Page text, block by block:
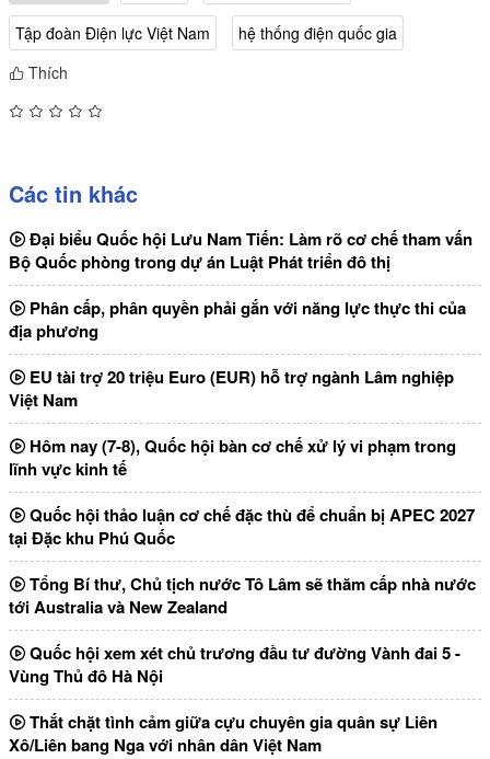
Tập đoàn Điện lực Việt Nam
hệ thống điện quốc gia
Thích
Các tin khác
Đại biểu Quốc hội Lưu Nam Tiến: Làm rõ cơ chế tham vấn
Bộ Quốc phòng trong dự án Luật Phát triển đô thị
Phân cấp, phân quyền phải gắn với năng lực thực thi của
địa phương
EU tài trợ 20 triệu Euro (EUR) hỗ trợ ngành Lâm nghiệp
Việt Nam
Hôm nay (7-8), Quốc hội bàn cơ chế xử lý vi phạm trong
lĩnh vực kinh tế
Quốc hội thảo luận cơ chế đặc thù để chuẩn bị APEC 2027
tại Đặc khu Phú Quốc
Tổng Bí thư, Chủ tịch nước Tô Lâm sẽ thăm cấp nhà nước
tới Australia và New Zealand
Quốc hội xem xét chủ trương đầu tư đường Vành đai 5 -
Vùng Thủ đô Hà Nội
Thắt chặt tình cảm giữa cựu chuyên gia quân sự Liên
Xô/Liên bang Nga với nhân dân Việt Nam